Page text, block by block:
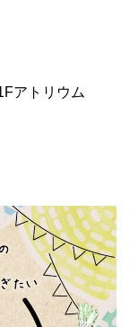
アトリウム